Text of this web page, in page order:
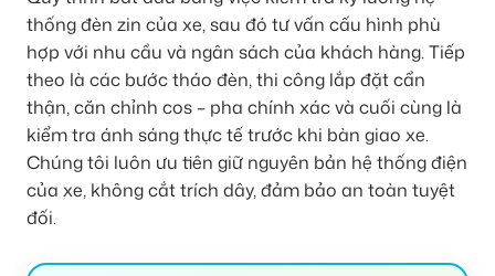
thống đèn zin của xe, sau đó tư vấn cấu hình phù
hợp với nhu cầu và ngân sách của khách hàng. Tiếp
theo là các bước tháo đèn, thi công lắp đặt cẩn
thận, căn chỉnh cos – pha chính xác và cuối cùng là
kiểm tra ánh sáng thực tế trước khi bàn giao xe.
Chúng tôi luôn ưu tiên giữ nguyên bản hệ thống điện
của xe, không cắt trích dây, đảm bảo an toàn tuyệt
đối.